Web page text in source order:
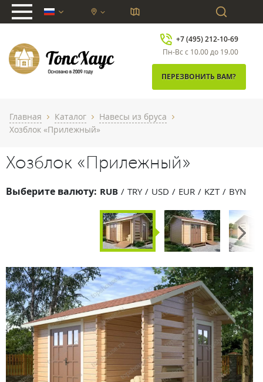
chevron_down
+7 (495) 212-10-69
Пн-Вс с 10.00 до 19.00
ПЕРЕЗВОНИТЬ ВАМ?
Главная chevron_right Каталог chevron_right Навесы из бруса chevron_right
Хозблок «Прилежный»
Хозблок «Прилежный»
Выберите валюту: RUB TRY USD EUR KZT BYN
Next